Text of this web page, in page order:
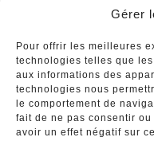
Gérer
Pour offrir les meilleures
technologies telles que
aux informations des
technologies nous
le comportement de
fait de ne pas consentir
avoir un effet négatif sur
Annuaire des
votre activité dans